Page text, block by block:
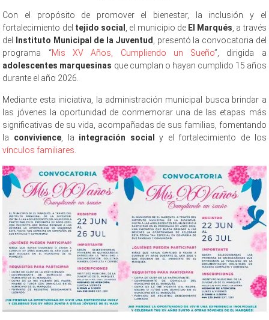
Con el propósito de promover el bienestar, la inclusión y el
fortalecimiento del tejido social , el municipio de El Marqués , a través
del Instituto Municipal de la Juventud , presentó la convocatoria del
programa “Mis XV Años, Cumpliendo un Sueño”, dirigida a
adolescentes marquesinas que cumplan o hayan cumplido 15 años
durante el año 2026.
Mediante esta iniciativa, la administración municipal busca brindar a
las jóvenes la oportunidad de conmemorar una de las etapas más
significativas de su vida, acompañadas de sus familias, fomentando
la convivience , la integración social y el fortalecimiento de los
vínculos familiares